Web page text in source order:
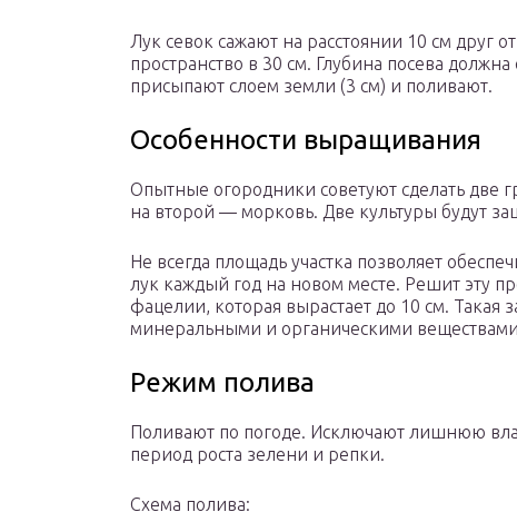
Лук севок сажают на расстоянии 10 см друг
пространство в 30 см. Глубина посева
присыпают слоем земли (3 см) и поливают.
Особенности выращивания
Опытные огородники советуют сделать две
на второй — морковь. Две культуры будут
Не всегда площадь участка позволяет
лук каждый год на новом месте. Решит эту
фацелии, которая вырастает до 10 см. Такая
минеральными и органическими
Режим полива
Поливают по погоде. Исключают лишнюю
период роста зелени и репки.
Схема полива: